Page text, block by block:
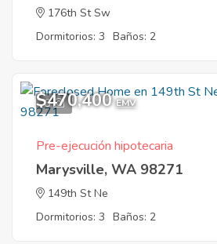
176th St Sw
Dormitorios: 3 Baños: 2
6
$470,400 EMV
Pre-ejecución hipotecaria
Marysville, WA 98271
149th St Ne
Dormitorios: 3 Baños: 2